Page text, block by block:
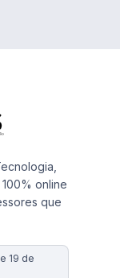
online
que
19 de